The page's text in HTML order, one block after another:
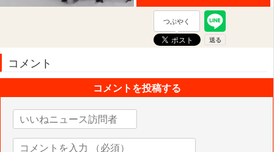
つぶやく
コメント
コメントを投稿する